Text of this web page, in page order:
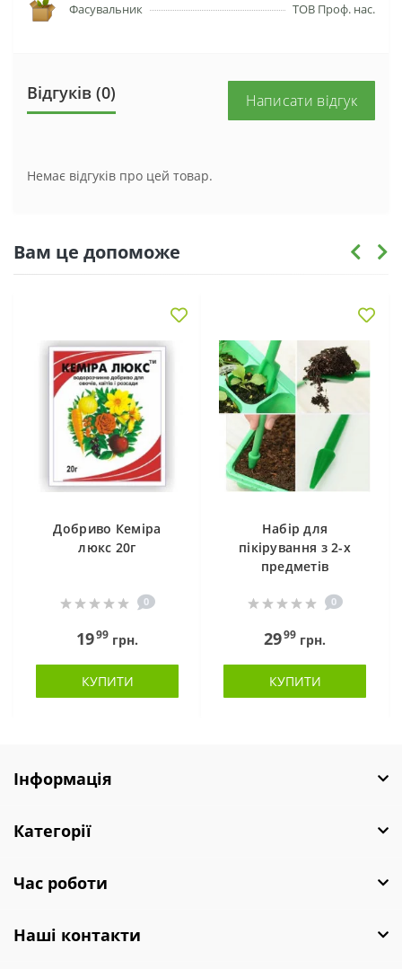
Фасувальник ТОВ Проф. нас.
Відгуків (0) Написати відгук
Немає відгуків про цей товар.
Вам це допоможе
Добриво Кеміра
люкс 20г
0
1999 грн.
КУПИТИ
Набір для
пікірування з 2-х
предметів
0
2999 грн.
КУПИТИ
Інформація
Категорії
Час роботи
Наші контакти